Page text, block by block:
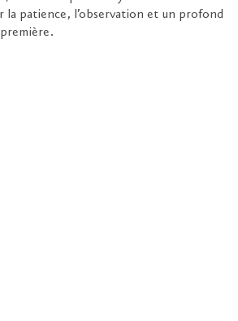
la patience, l’observation et un profond